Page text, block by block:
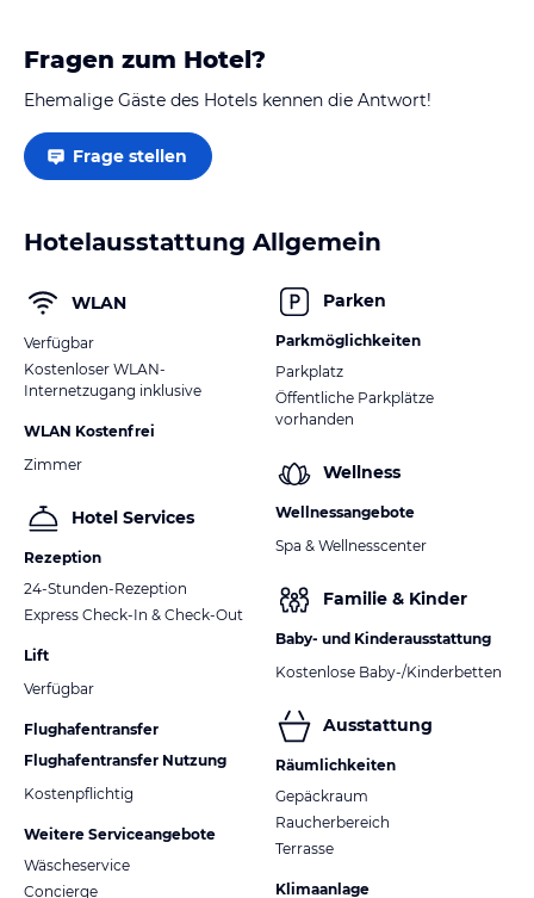
Fragen zum Hotel?
Ehemalige Gäste des Hotels kennen die Antwort!
Frage stellen
Hotelausstattung Allgemein
WLAN
Verfügbar
Kostenloser WLAN-
Internetzugang inklusive
WLAN Kostenfrei
Zimmer
Hotel Services
Rezeption
24-Stunden-Rezeption
Express Check-In & Check-Out
Lift
Verfügbar
Flughafentransfer
Flughafentransfer Nutzung
Kostenpflichtig
Weitere Serviceangebote
Wäscheservice
Concierge
Parken
Parkmöglichkeiten
Parkplatz
Öffentliche Parkplätze
vorhanden
Wellness
Wellnessangebote
Spa & Wellnesscenter
Familie & Kinder
Baby- und Kinderausstattung
Kostenlose Baby-/Kinderbetten
Ausstattung
Räumlichkeiten
Gepäckraum
Raucherbereich
Terrasse
Klimaanlage